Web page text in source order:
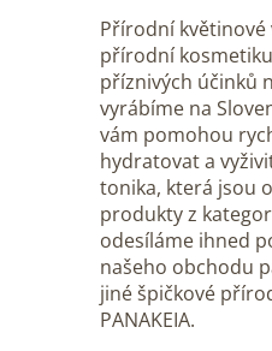
Přírodní květinové
přírodní
příznivých účinků
vyrábíme na
vám pomohou
hydratovat a
tonika, která jsou
produkty z
odesíláme ihned
našeho obchodu
jiné špičkové
PANAKEIA.